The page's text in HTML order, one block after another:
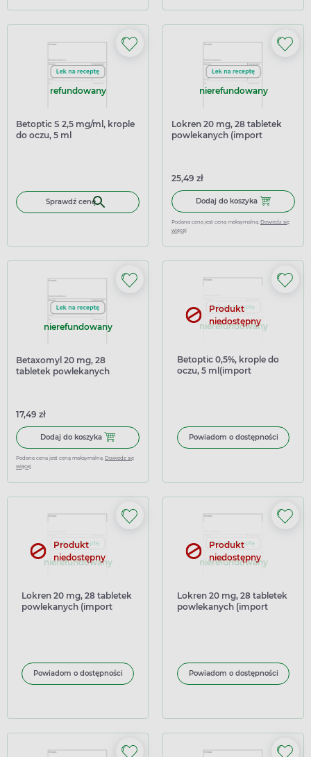
refundowany
Betoptic S 2,5 mg/ml, krople
do oczu, 5 ml
Sprawdź cenę
nierefundowany
Lokren 20 mg, 28 tabletek
powlekanych (import
25,49 zł
Dodaj do koszyka Dodaj do
Podana cena jest ceną maksymalną. Dowiedz się
więcej
nierefundowany
Betaxomyl 20 mg, 28
tabletek powlekanych
17,49 zł
Dodaj do koszyka Dodaj do koszyka Betaxomyl 20 mg, 28 tabletek
Podana cena jest ceną maksymalną. Dowiedz się
więcej
nierefundowany
Produkt
niedostępny
Betoptic 0,5%, krople do
oczu, 5 ml(import
Powiadom o dostępności
nierefundowany
Produkt
niedostępny
Lokren 20 mg, 28 tabletek
powlekanych (import
Powiadom o dostępności
nierefundowany
Produkt
niedostępny
Lokren 20 mg, 28 tabletek
powlekanych (import
Powiadom o dostępności